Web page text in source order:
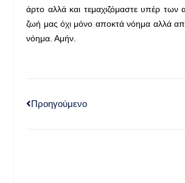
άρτο αλλά και τεμαχιζόμαστε υπέρ
ζωή μας όχι μόνο αποκτά νόημα αλλά
νόημα. Αμήν.
Προηγούμενο